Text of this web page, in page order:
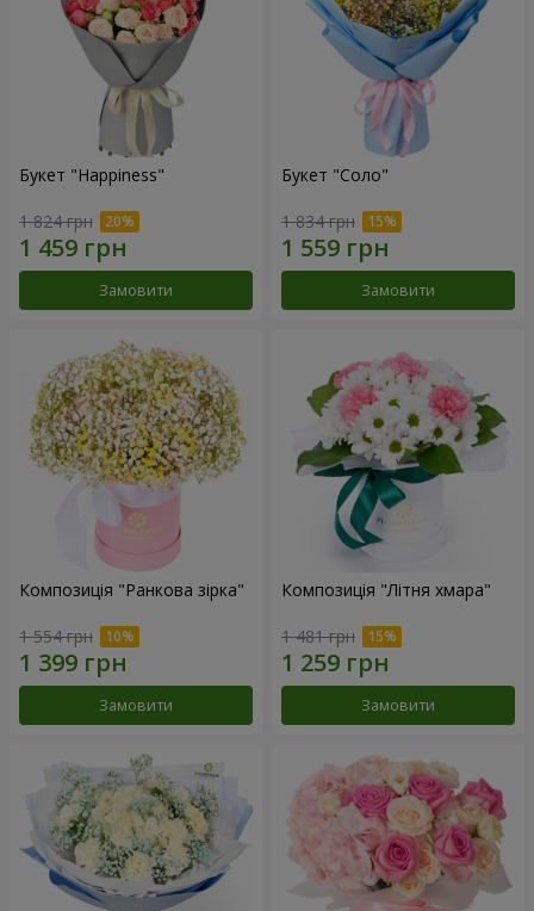
Букет "Happiness"
1 824 грн
Замовити
Букет "Соло"
1 834 грн
Замовити
Композиція "Ранкова зірка"
1 554 грн
Замовити
Композиція "Літня хмара"
1 481 грн
Замовити